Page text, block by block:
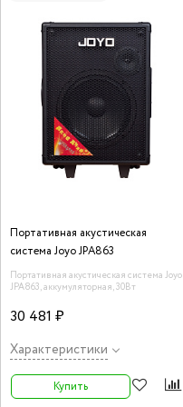
Портативная акустическая
система Joyo JPA863
Портативная акустическая система Joyo
JPA863, аккумуляторная, 30Вт
30 481 ₽
Характеристики
Купить